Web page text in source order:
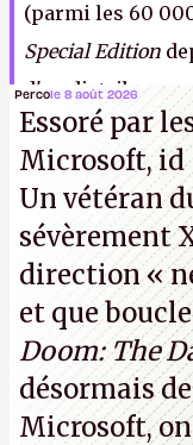
(parmi les 60
Special Edition
d'en distribuer
millions par
Percole 8 août 2026
Essoré par
Microsoft, id
Un vétéran
sévèrement
direction«
et que
Doom: The
désormais
Microsoft,